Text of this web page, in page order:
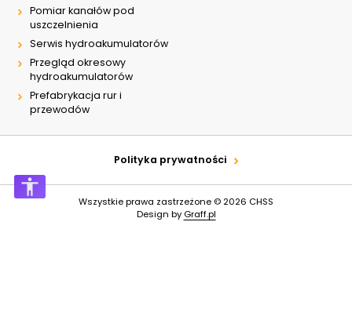
Pomiar kanałów pod
uszczelnienia
Serwis hydroakumulatorów
Przegląd okresowy
hydroakumulatorów
Prefabrykacja rur i
przewodów
Polityka prywatności
Wszystkie prawa zastrzeżone © 2026 CHSS
Design by Graff.pl